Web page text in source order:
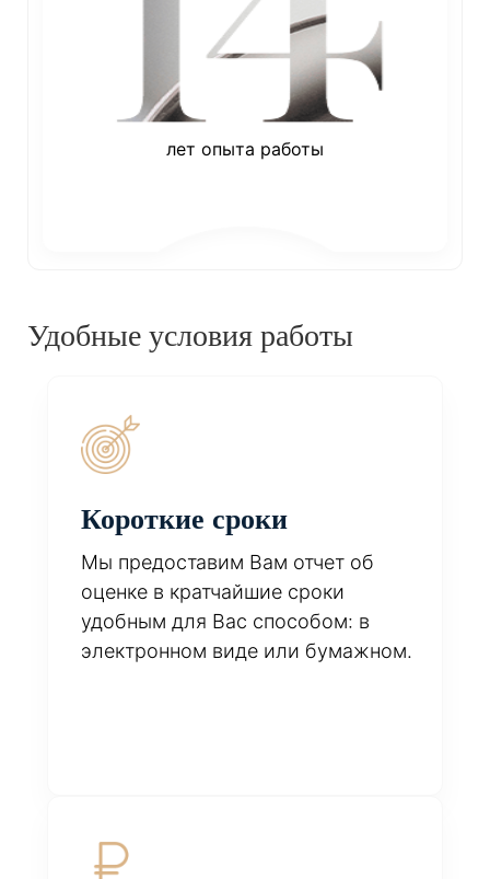
лет опыта работы
Удобные условия работы
Короткие сроки
Мы предоставим Вам отчет об
оценке в кратчайшие сроки
удобным для Вас способом: в
электронном виде или бумажном.